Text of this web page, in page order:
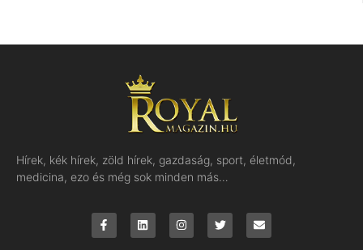
Hírek, kék hírek, zöld hírek, gazdaság, sport, életmód,
medicina, ezo és még sok minden más…